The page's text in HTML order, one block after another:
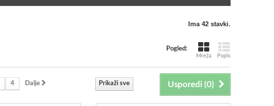
Ima 42 stavki.
Pogled:
Mreža Popis
Usporedi (0)
Prikaži sve
4 Dalje